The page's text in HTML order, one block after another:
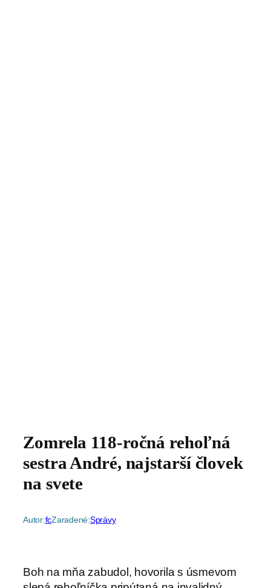
Zomrela 118-ročná rehoľná
sestra André, najstarší človek
na svete
Autor:fcZaradené:Správy
Boh na mňa zabudol, hovorila s úsmevom